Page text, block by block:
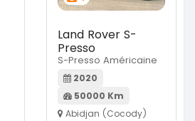
Land Rover S-
Presso
S-Presso Américaine
2020
50000 Km
Abidjan (Cocody)